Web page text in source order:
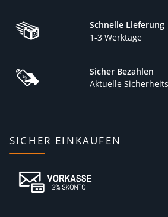
Schnelle Lieferung
1-3 Werktage
Sicher Bezahlen
Aktuelle
SICHER EINKAUFEN